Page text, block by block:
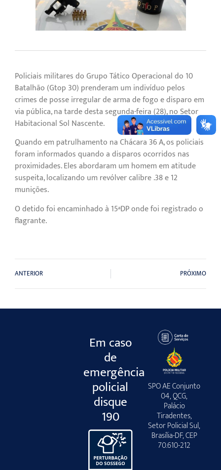
Policiais militares do Grupo Tático Operacional do 10º
Batalhão (Gtop 30) prenderam um indivíduo pelos
crimes de posse irregular de arma de fogo e disparo em
via pública, na tarde desta segunda-feira (28), no Setor
Habitacional Sol Nascente.
Quando em patrulhamento na Chácara 36 A, os policiais
foram informados quando a disparos ocorridos nas
proximidades. Eles abordaram um homem em atitude
suspeita, localizando um revólver calibre .38 e 12
munições.
O detido foi encaminhado à 15ªDP onde foi registrado o
flagrante.
ANTERIOR PRÓXIMO
Em caso
de
emergência
policial
disque
190
SPO AE Conjunto
04, QCG,
Palácio
Tiradentes,
Setor Policial Sul,
Brasília-DF, CEP
70.610-212